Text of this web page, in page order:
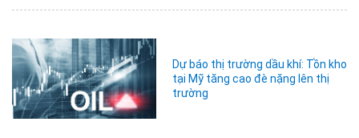
Dự báo thị trường dầu khí: Tồn kho
tại Mỹ tăng cao đè nặng lên thị
trường